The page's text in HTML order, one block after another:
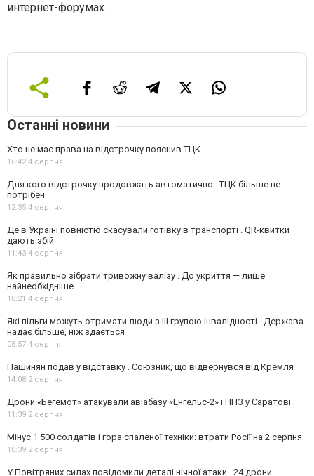
интернет-форумах.
Останні новини
Хто не має права на відстрочку пояснив ТЦК
16:42,4 серпня
Для кого відстрочку продовжать автоматично . ТЦК більше не
потрібен
12:35,4 серпня
Де в Україні повністю скасували готівку в транспорті . QR-квитки
дають збій
11:43,4 серпня
Як правильно зібрати тривожну валізу . До укриття — лише
найнеобхідніше
10:21,4 серпня
Які пільги можуть отримати люди з III групою інвалідності . Держава
надає більше, ніж здається
08:57,4 серпня
Пашинян подав у відставку . Союзник, що відвернувся від Кремля
14:08,2 серпня
Дрони «Бегемот» атакували авіабазу «Енгельс-2» і НПЗ у Саратові
11:39,2 серпня
Мінус 1 500 солдатів і гора спаленої техніки: втрати Росії на 2 серпня
10:39,2 серпня
У Повітряних силах повідомили деталі нічної атаки . 24 дрони